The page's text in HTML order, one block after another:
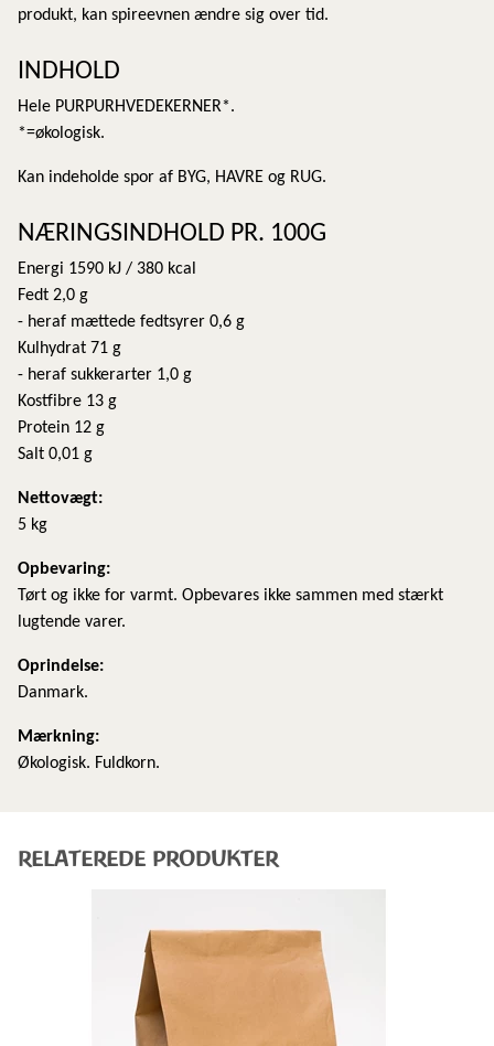
produkt, kan spireevnen ændre sig over tid.
INDHOLD
Hele PURPURHVEDEKERNER*.
*=økologisk.
Kan indeholde spor af BYG, HAVRE og RUG.
NÆRINGSINDHOLD PR. 100G
Energi 1590 kJ / 380 kcal
Fedt 2,0 g
- heraf mættede fedtsyrer 0,6 g
Kulhydrat 71 g
- heraf sukkerarter 1,0 g
Kostfibre 13 g
Protein 12 g
Salt 0,01 g
Nettovægt:
5 kg
​Opbevaring:
Tørt og ikke for varmt. Opbevares ikke sammen med stærkt
lugtende varer.
Oprindelse:
Danmark.
Mærkning:
Økologisk. Fuldkorn.
RELATEREDE PRODUKTER